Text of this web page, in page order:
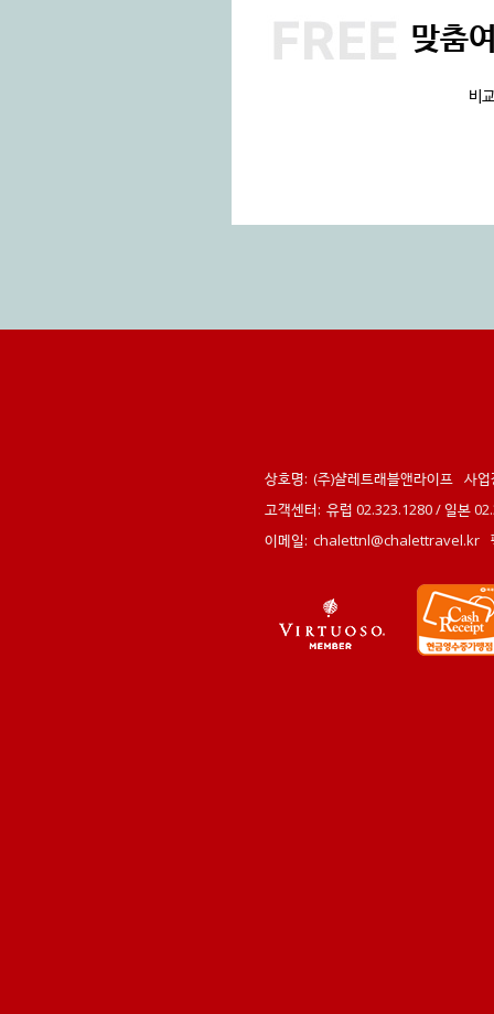
맞춤
비
상호명: (주)샬레트래블앤라이프 사
고객센터: 유럽 02.323.1280 / 일본
이메일: chalettnl@chalettravel.kr